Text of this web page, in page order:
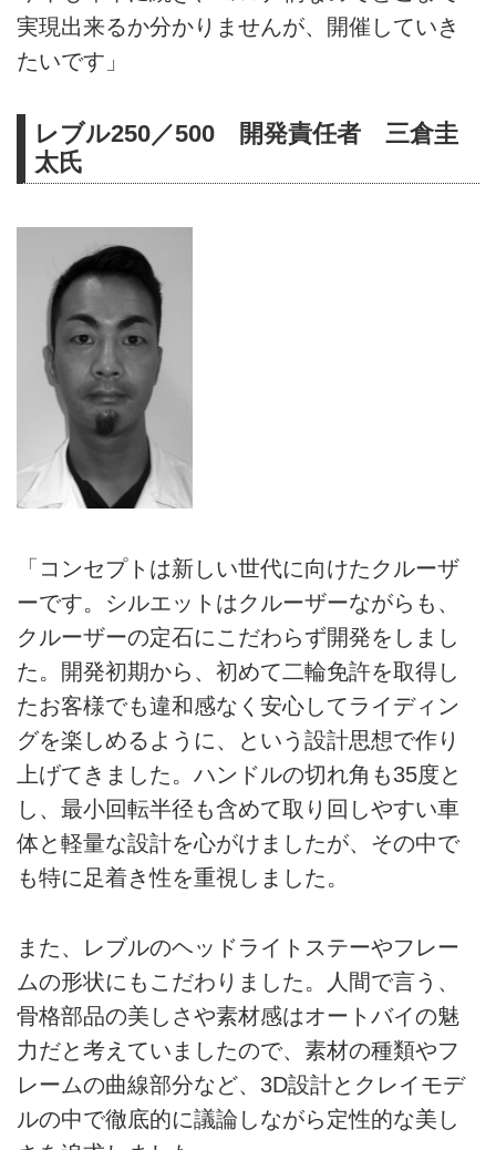
実現出来るか分かりませんが、開催していき
たいです」
レブル250／500 開発責任者 三倉圭
太氏
「コンセプトは新しい世代に向けたクルーザ
ーです。シルエットはクルーザーながらも、
クルーザーの定石にこだわらず開発をしまし
た。開発初期から、初めて二輪免許を取得し
たお客様でも違和感なく安心してライディン
グを楽しめるように、という設計思想で作り
上げてきました。ハンドルの切れ角も35度と
し、最小回転半径も含めて取り回しやすい車
体と軽量な設計を心がけましたが、その中で
も特に足着き性を重視しました。
また、レブルのヘッドライトステーやフレー
ムの形状にもこだわりました。人間で言う、
骨格部品の美しさや素材感はオートバイの魅
力だと考えていましたので、素材の種類やフ
レームの曲線部分など、3D設計とクレイモデ
ルの中で徹底的に議論しながら定性的な美し